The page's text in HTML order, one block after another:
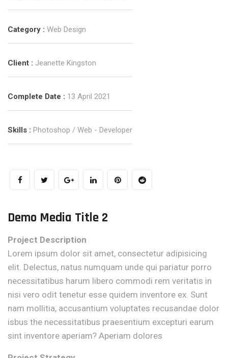
Category : Web Design
Client : Jeanette Kingston
Complete Date : 13 April 2021
Skills : Photoshop / Web - Developer
Demo Media Title 2
Project Description
Lorem ipsum dolor sit amet, consectetur adipisicing
elit. Delectus, natus numquam unde qui pariatur porro
necessitatibus harum libero commodi rem veritatis in
nisi vero odit tenetur esse quidem inventore ex. Sunt
nam mollitia, accusantium voluptates recusandae dolor
isbus the necessitatibus praesentium excepturi earum
sint inventore aperiam? Aperiam dolores